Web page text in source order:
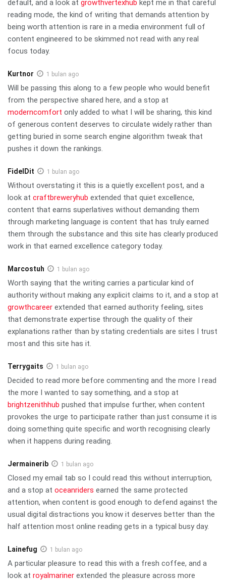
default, and a look at growthvertexhub kept me in that careful
reading mode, the kind of writing that demands attention by
being worth attention is rare in a media environment full of
content engineered to be skimmed not read with any real
focus today.
Kurtnor 1 bulan ago
Will be passing this along to a few people who would benefit
from the perspective shared here, and a stop at
moderncomfort only added to what I will be sharing, this kind
of generous content deserves to circulate widely rather than
getting buried in some search engine algorithm tweak that
pushes it down the rankings.
FidelDit 1 bulan ago
Without overstating it this is a quietly excellent post, and a
look at craftbreweryhub extended that quiet excellence,
content that earns superlatives without demanding them
through marketing language is content that has truly earned
them through the substance and this site has clearly produced
work in that earned excellence category today.
Marcostuh 1 bulan ago
Worth saying that the writing carries a particular kind of
authority without making any explicit claims to it, and a stop at
growthcareer extended that earned authority feeling, sites
that demonstrate expertise through the quality of their
explanations rather than by stating credentials are sites I trust
most and this site has it.
Terrygaits 1 bulan ago
Decided to read more before commenting and the more I read
the more I wanted to say something, and a stop at
brightzenithhub pushed that impulse further, when content
provokes the urge to participate rather than just consume it is
doing something quite specific and worth recognising clearly
when it happens during reading.
Jermainerib 1 bulan ago
Closed my email tab so I could read this without interruption,
and a stop at oceanriders earned the same protected
attention, when content is good enough to defend against the
usual digital distractions you know it deserves better than the
half attention most online reading gets in a typical busy day.
Lainefug 1 bulan ago
A particular pleasure to read this with a fresh coffee, and a
look at royalmariner extended the pleasure across more